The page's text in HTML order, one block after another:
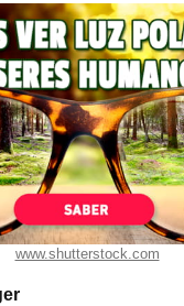
www.shutterstock.com